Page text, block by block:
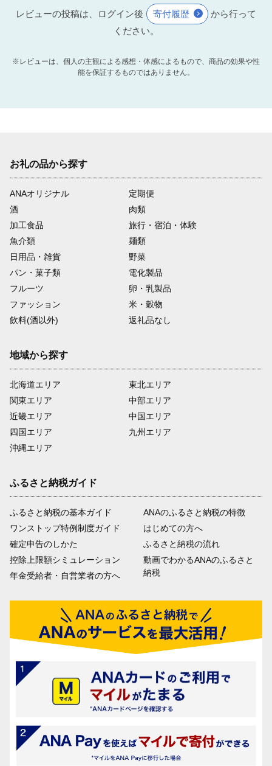
レビューの投稿は、ログイン後 寄付履歴
から行って
ください。
※レビューは、個人の主観による感想・体感によるもので、商品の効果や性
能を保証するものではありません。
お礼の品から探す
ANAオリジナル
定期便
酒
肉類
加工食品
旅行・宿泊・体験
魚介類
麺類
日用品・雑貨
野菜
パン・菓子類
電化製品
フルーツ
卵・乳製品
ファッション
米・穀物
飲料(酒以外)
返礼品なし
地域から探す
北海道エリア
関東エリア
近畿エリア
四国エリア
沖縄エリア
東北エリア
中部エリア
中国エリア
九州エリア
ふるさと納税ガイド
ふるさと納税の基本ガイド
ワンストップ特例制度ガイド
確定申告のしかた
控除上限額シミュレーション
年金受給者・自営業者の方へ
ANAのふるさと納税の特徴
はじめての方へ
ふるさと納税の流れ
動画でわかるANAのふるさと
納税